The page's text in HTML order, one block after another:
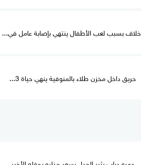
خلاف بسبب لعب الأطفال ينتهي بإصابة عامل في...
حريق داخل مخزن طلاء بالمنوفية ينهي حياة 3...